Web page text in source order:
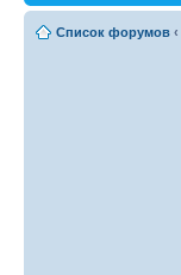
Список форумов ‹